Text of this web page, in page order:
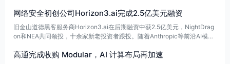
断，借企业安全需求升温推动“AI Hacker”能力发展。
网络安全初创公司Horizon3.ai完成2.5亿美元融资
旧金山道德黑客服务商Horizon3.ai在后期融资中获2.5亿美元，NightDrag
on和NEA共同领投，十余家新老投资者跟投。随着Anthropic等前沿AI模型
高通完成收购 Modular，AI 计算布局再加速